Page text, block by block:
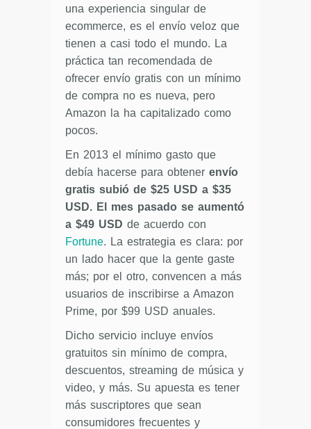
una experiencia singular de
ecommerce, es el envío veloz que
tienen a casi todo el mundo. La
práctica tan recomendada de
ofrecer envío gratis con un mínimo
de compra no es nueva, pero
Amazon la ha capitalizado como
pocos.
En 2013 el mínimo gasto que
debía hacerse para obtener envío
gratis subió de $25 USD a $35
USD. El mes pasado se aumentó
a $49 USD de acuerdo con
Fortune. La estrategia es clara: por
un lado hacer que la gente gaste
más; por el otro, convencen a más
usuarios de inscribirse a Amazon
Prime, por $99 USD anuales.
Dicho servicio incluye envíos
gratuitos sin mínimo de compra,
descuentos, streaming de música y
video, y más. Su apuesta es tener
más suscriptores que sean
consumidores frecuentes y